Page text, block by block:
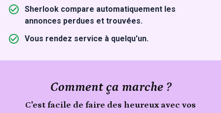
Sherlook compare automatiquement les
annonces perdues et trouvées.
Vous rendez service à quelqu'un.
Comment ça marche ?
C'est facile de faire des heureux avec vos